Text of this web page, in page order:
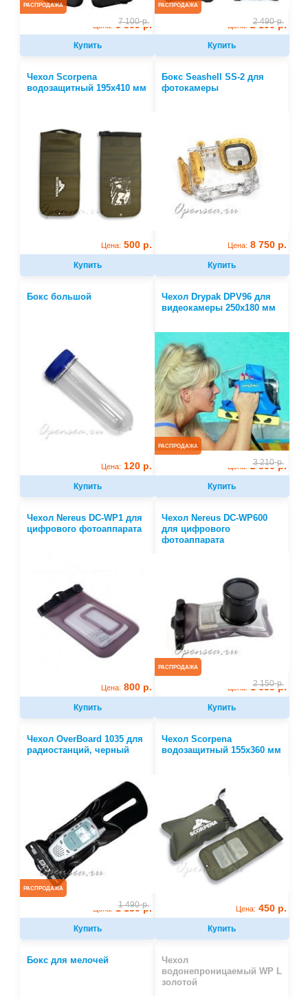
РАСПРОДАЖА
7 100 р.
Цена: 5 800 р.
Купить
РАСПРОДАЖА
2 490 р.
Цена: 2 100 р.
Купить
Чехол Scorpena
водозащитный 195х410 мм
Цена: 500 р.
Купить
Бокс Seashell SS-2 для
фотокамеры
Цена: 8 750 р.
Купить
Бокс большой
Цена: 120 р.
Купить
Чехол Drypak DPV96 для
видеокамеры 250х180 мм
РАСПРОДАЖА
3 210 р.
Цена: 2 800 р.
Купить
Чехол Nereus DC-WP1 для
цифрового фотоаппарата
Цена: 800 р.
Купить
Чехол Nereus DC-WP600
для цифрового
фотоаппарата
РАСПРОДАЖА
2 150 р.
Цена: 1 650 р.
Купить
Чехол OverBoard 1035 для
радиостанций, черный
РАСПРОДАЖА
1 490 р.
Цена: 1 130 р.
Купить
Чехол Scorpena
водозащитный 155х360 мм
Цена: 450 р.
Купить
Бокс для мелочей
Чехол
водонепроницаемый WP L
золотой